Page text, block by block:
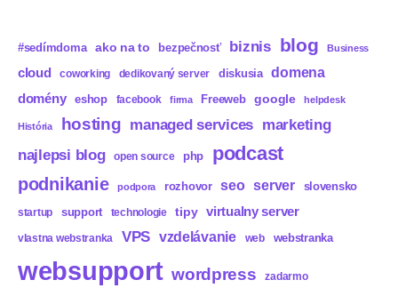
#sedímdoma ako na to bezpečnosť biznis blog Business
cloud coworking dedikovaný server diskusia domena
domény eshop facebook firma Freeweb google helpdesk
História hosting managed services marketing
najlepsi blog open source php podcast
podnikanie podpora rozhovor seo server slovensko
startup support technologie tipy virtualny server
vlastna webstranka VPS vzdelávanie web webstranka
websupport wordpress zadarmo